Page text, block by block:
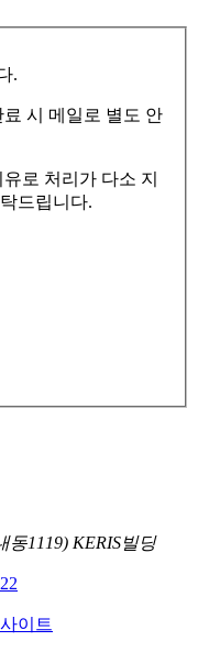
.
시 메일로 별도 안
로 처리가 다소 지
드립니다.
동1119) KERIS빌딩